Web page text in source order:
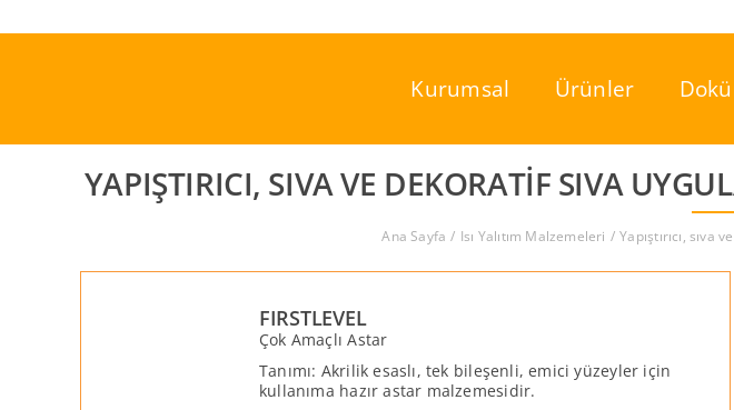
Kurumsal Ürünler
YAPIŞTIRICI, SIVA VE DEKORATIF SIVA
Ana Sayfa Isı Yalıtım Malzemeleri Yapıştırıcı,
FIRSTLEVEL
Çok Amaçlı Astar
Tanımı: Akrilik esaslı, tek bileşenli, emici yüzeyler için
kullanıma hazır astar malzemesidir.